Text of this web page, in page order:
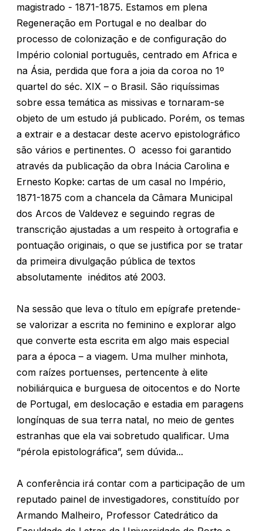
magistrado - 1871-1875. Estamos em plena
Regeneração em Portugal e no dealbar do
processo de colonização e de configuração do
Império colonial português, centrado em Africa e
na Ásia, perdida que fora a joia da coroa no 1º
quartel do séc. XIX – o Brasil. São riquíssimas
sobre essa temática as missivas e tornaram-se
objeto de um estudo já publicado. Porém, os temas
a extrair e a destacar deste acervo epistolográfico
são vários e pertinentes. O acesso foi garantido
através da publicação da obra Inácia Carolina e
Ernesto Kopke: cartas de um casal no Império,
1871-1875 com a chancela da Câmara Municipal
dos Arcos de Valdevez e seguindo regras de
transcrição ajustadas a um respeito à ortografia e
pontuação originais, o que se justifica por se tratar
da primeira divulgação pública de textos
absolutamente inéditos até 2003.
Na sessão que leva o título em epígrafe pretende-
se valorizar a escrita no feminino e explorar algo
que converte esta escrita em algo mais especial
para a época – a viagem. Uma mulher minhota,
com raízes portuenses, pertencente à elite
nobiliárquica e burguesa de oitocentos e do Norte
de Portugal, em deslocação e estadia em paragens
longínquas de sua terra natal, no meio de gentes
estranhas que ela vai sobretudo qualificar. Uma
“pérola epistolográfica”, sem dúvida...
A conferência irá contar com a participação de um
reputado painel de investigadores, constituído por
Armando Malheiro, Professor Catedrático da